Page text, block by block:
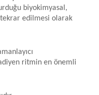
biyokimyasal,
edilmesi olarak
ritmin en önemli